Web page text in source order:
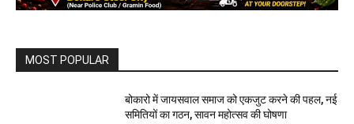
MOST POPULAR
बोकारो में जायसवाल समाज को एकजुट करने की पहल, नई
समितियों का गठन, सावन महोत्सव की घोषणा